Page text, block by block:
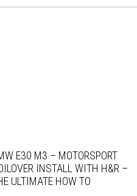
E30 M3 – MOTORSPORT
INSTALL WITH H&R –
ULTIMATE HOW TO